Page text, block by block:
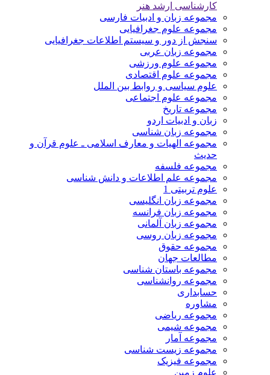
کارشناسی ارشد هنر
مجموعه زبان و ادبیات فارسی
مجموعه علوم جغرافیایی
سنجش از دور و سیستم اطلاعات جغرافیایی
مجموعه زبان عربی
مجموعه علوم ورزشی
مجموعه علوم اقتصادی
علوم سیاسی و روابط بین الملل
مجموعه علوم اجتماعی
مجموعه تاریخ
زبان و ادبیات اردو
مجموعه زبان شناسی
مجموعه الهیات و معارف اسلامی ـ علوم قرآن و
حدیث
مجموعه فلسفه
مجموعه علم اطلاعات و دانش شناسی
علوم تربیتی 1
مجموعه زبان انگلیسی
مجموعه زبان فرانسه
مجموعه زبان آلمانی
مجموعه زبان روسی
مجموعه حقوق
مطالعات جهان
مجموعه باستان شناسی
مجموعه روانشناسی
حسابداری
مشاوره
مجموعه ریاضی
مجموعه شیمی
مجموعه آمار
مجموعه زیست شناسی
مجموعه فیزیک
علوم زمین